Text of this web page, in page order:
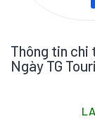
Thông tin chi
Ngày TG